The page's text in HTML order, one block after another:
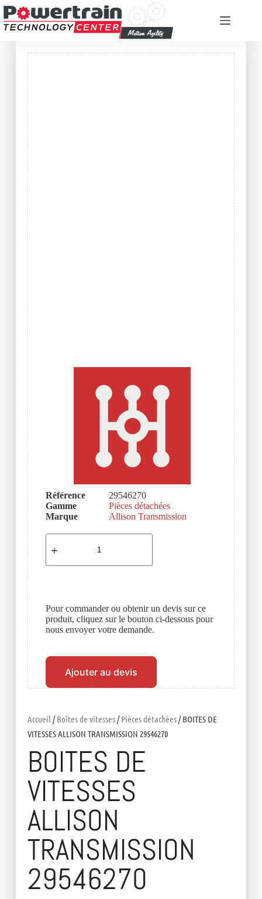
Accueil /Boîtes de vitesses/Pièces détachées/ BOITES DE
VITESSES ALLISON TRANSMISSION 29546270
BOITES DE
VITESSES
ALLISON
TRANSMISSION
29546270
Référence
29546270
Gamme
Pièces détachées
Marque
Allison Transmission
Pour commander ou obtenir un devis sur ce
produit, cliquez sur le bouton ci-dessous pour
nous envoyer votre demande.
Ajouter au devis